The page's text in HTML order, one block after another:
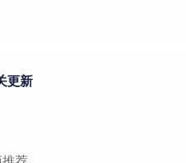
更新